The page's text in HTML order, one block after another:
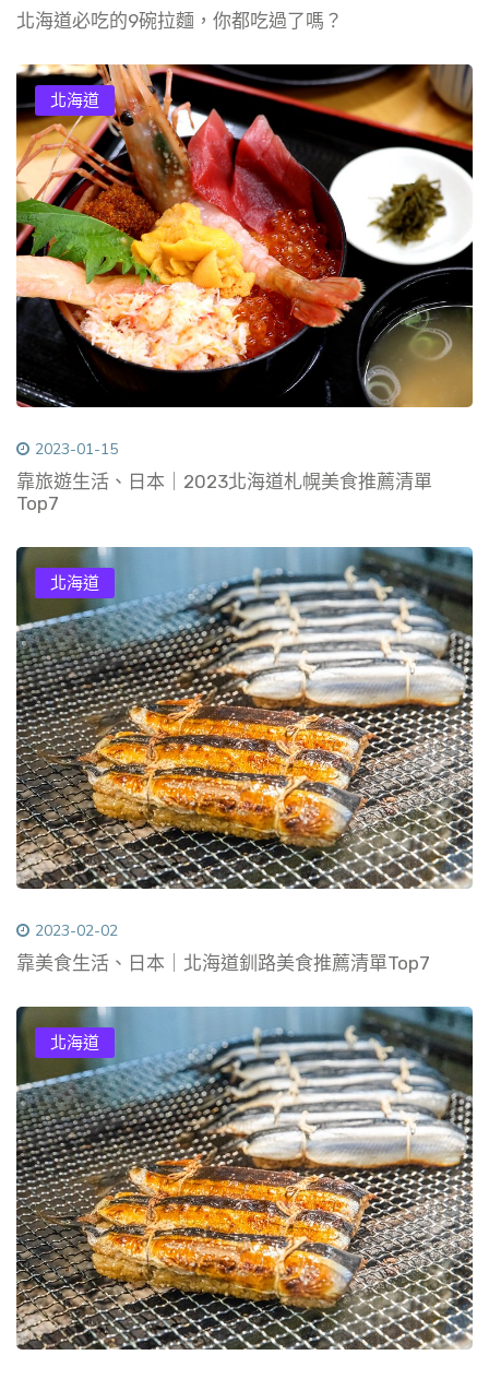
北海道必吃的9碗拉麵，你都吃過了嗎？
北海道
2023-01-15
靠旅遊生活、日本｜2023北海道札幌美食推薦清單
Top7
北海道
2023-02-02
靠美食生活、日本｜北海道釧路美食推薦清單Top7
北海道